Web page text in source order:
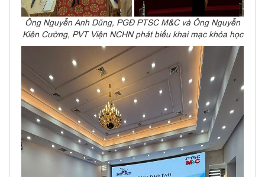
Ông Nguyễn Anh Dũng, PGĐ PTSC M&C và Ông Nguyễn
Kiên Cường, PVT Viện NCHN phát biểu khai mạc khóa học